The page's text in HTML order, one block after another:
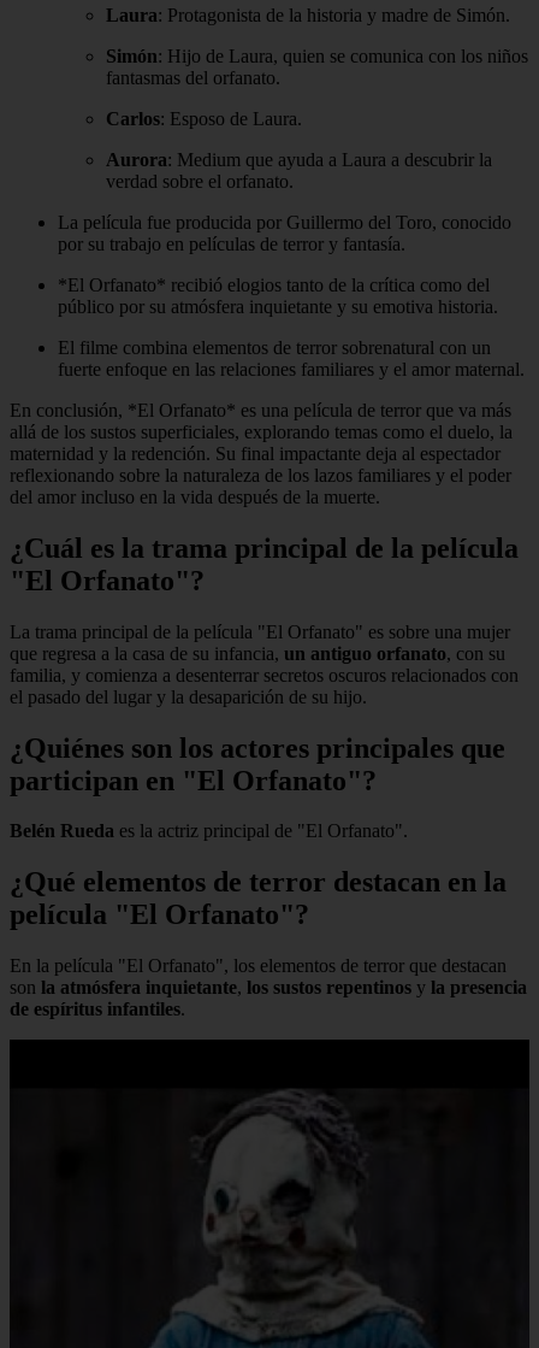
Laura: Protagonista de la historia y madre de Simón.
Simón: Hijo de Laura, quien se comunica con los niños
fantasmas del orfanato.
Carlos: Esposo de Laura.
Aurora: Medium que ayuda a Laura a descubrir la
verdad sobre el orfanato.
La película fue producida por Guillermo del Toro, conocido
por su trabajo en películas de terror y fantasía.
*El Orfanato* recibió elogios tanto de la crítica como del
público por su atmósfera inquietante y su emotiva historia.
El filme combina elementos de terror sobrenatural con un
fuerte enfoque en las relaciones familiares y el amor maternal.
En conclusión, *El Orfanato* es una película de terror que va más
allá de los sustos superficiales, explorando temas como el duelo, la
maternidad y la redención. Su final impactante deja al espectador
reflexionando sobre la naturaleza de los lazos familiares y el poder
del amor incluso en la vida después de la muerte.
¿Cuál es la trama principal de la película
"El Orfanato"?
La trama principal de la película "El Orfanato" es sobre una mujer
que regresa a la casa de su infancia, un antiguo orfanato, con su
familia, y comienza a desenterrar secretos oscuros relacionados con
el pasado del lugar y la desaparición de su hijo.
¿Quiénes son los actores principales que
participan en "El Orfanato"?
Belén Rueda es la actriz principal de "El Orfanato".
¿Qué elementos de terror destacan en la
película "El Orfanato"?
En la película "El Orfanato", los elementos de terror que destacan
son la atmósfera inquietante, los sustos repentinos y la presencia
de espíritus infantiles.